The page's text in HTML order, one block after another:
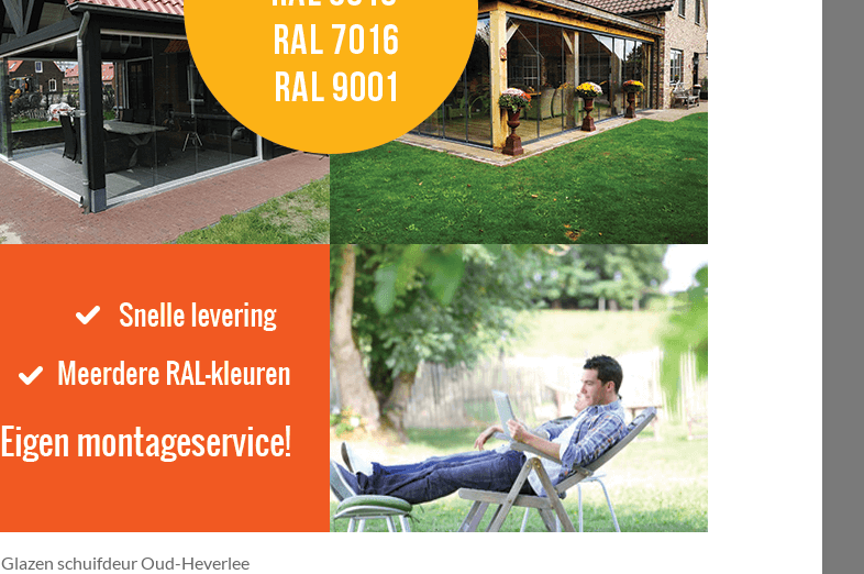
Glazen schuifdeur Oud-Heverlee